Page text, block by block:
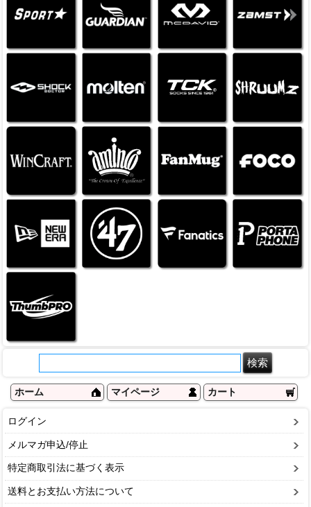
ホーム マイページ カート
ログイン
メルマガ申込/停止
特定商取引法に基づく表示
送料とお支払い方法について